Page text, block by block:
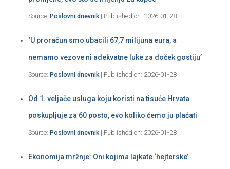
Source: Poslovni dnevnik Published on: 2026-01-28
‘U proračun smo ubacili 67,7 milijuna eura, a
nemamo vezove ni adekvatne luke za doček gostiju’
Source: Poslovni dnevnik Published on: 2026-01-28
Od 1. veljače usluga koju koristi na tisuće Hrvata
poskupljuje za 60 posto, evo koliko ćemo ju plaćati
Source: Poslovni dnevnik Published on: 2026-01-28
Ekonomija mržnje: Oni kojima lajkate ‘hejterske’